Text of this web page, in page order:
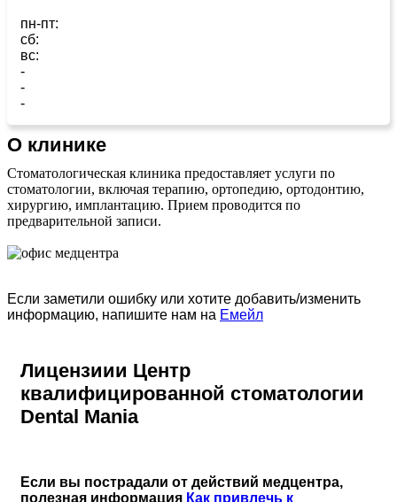
пн-пт:
сб:
вс:
-
-
-
О клинике
Стоматологическая клиника предоставляет услуги по
стоматологии, включая терапию, ортопедию, ортодонтию,
хирургию, имплантацию. Прием проводится по
предварительной записи.
Если заметили ошибку или хотите добавить/изменить
информацию, напишите нам на Емейл
Лицензиии Центр
квалифицированной стоматологии
Dental Mania
Если вы пострадали от действий медцентра,
полезная информация Как привлечь к